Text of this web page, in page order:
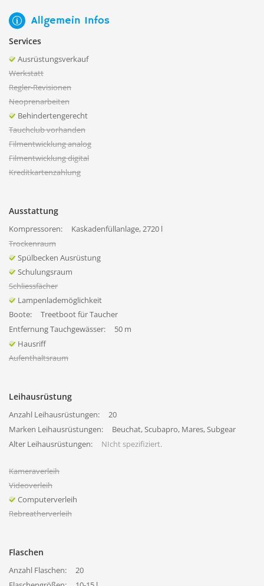
Allgemein Infos
Services
Ausrüstungsverkauf
Werkstatt
Regler-Revisionen
Neoprenarbeiten
Behindertengerecht
Tauchclub vorhanden
Filmentwicklung analog
Filmentwicklung digital
Kreditkartenzahlung
Ausstattung
Kompressoren:
Kaskadenfüllanlage, 2720 l
Trockenraum
Spülbecken Ausrüstung
Schulungsraum
Schliessfächer
Lampenlademöglichkeit
Boote:
Treetboot für Taucher
Entfernung Tauchgewässer:
50 m
Hausriff
Aufenthaltsraum
Leihausrüstung
Anzahl Leihausrüstungen:
20
Marken Leihausrüstungen:
Beuchat, Scubapro, Mares, Subgear
Alter Leihausrüstungen:
NIcht spezifiziert.
Kameraverleih
Videoverleih
Computerverleih
Rebreatherverleih
Flaschen
Anzahl Flaschen:
20